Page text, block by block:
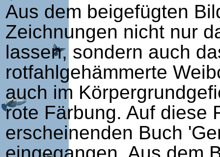
Aus dem beigefügten
Zeichnungen nicht nur
lassen, sondern auch
rotfahlgehämmerte
auch im
rote Färbung. Auf diese
erscheinenden Buch